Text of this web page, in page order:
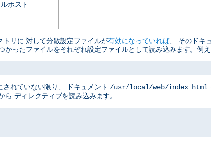
ホスト
トリに 対して分散設定ファイルが有効になっていれば、 そのドキ
かったファイルをそれぞれ設定ファイルとして読み込みます。例
れていない限り、 ドキュメント /usr/local/web/index.html
ら ディレクティブを読み込みます。